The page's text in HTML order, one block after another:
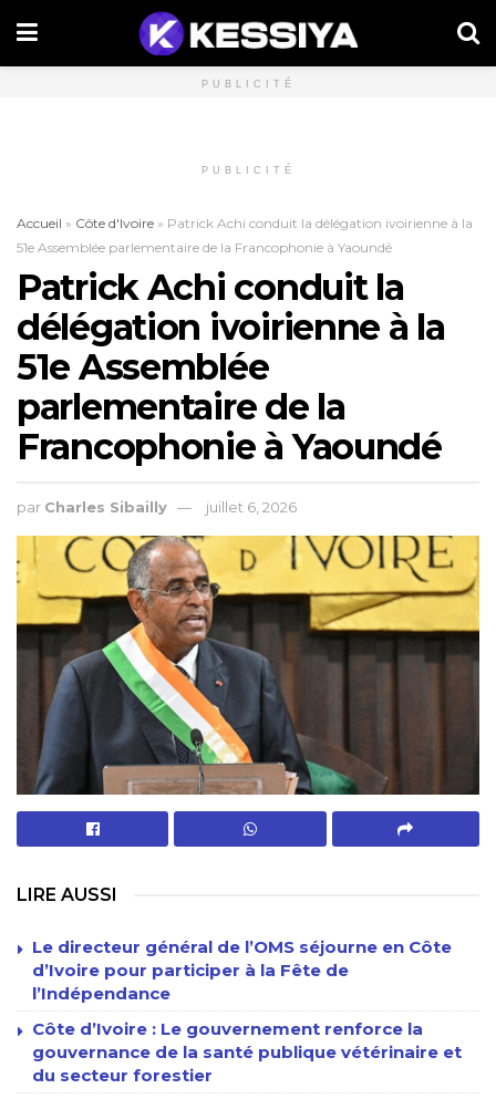
PUBLICITÉ
PUBLICITÉ
Accueil » Côte d'Ivoire » Patrick Achi conduit la délégation ivoirienne à la
51e Assemblée parlementaire de la Francophonie à Yaoundé
Patrick Achi conduit la
délégation ivoirienne à la
51e Assemblée
parlementaire de la
Francophonie à Yaoundé
par Charles Sibailly juillet 6, 2026
LIRE AUSSI
Le directeur général de l’OMS séjourne en Côte
d’Ivoire pour participer à la Fête de
l’Indépendance
Côte d’Ivoire : Le gouvernement renforce la
gouvernance de la santé publique vétérinaire et
du secteur forestier